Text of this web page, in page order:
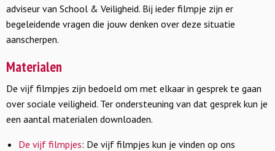
adviseur van School & Veiligheid. Bij ieder filmpje zijn er
begeleidende vragen die jouw denken over deze situatie
aanscherpen.
Materialen
De vijf filmpjes zijn bedoeld om met elkaar in gesprek te gaan
over sociale veiligheid. Ter ondersteuning van dat gesprek kun je
een aantal materialen downloaden.
De vijf filmpjes: De vijf filmpjes kun je vinden op ons